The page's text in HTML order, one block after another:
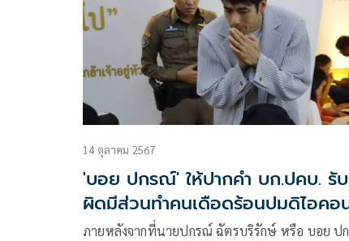
14 ตุลาคม 2567
'บอย ปกรณ์' ให้ปากคำ บก.ปคบ. รั
ผิดมีส่วนทำคนเดือดร้อนปมดิไอคอ
ภายหลังจากที่นายปกรณ์ ฉัตรบริรักษ์ หรือ บอย ป